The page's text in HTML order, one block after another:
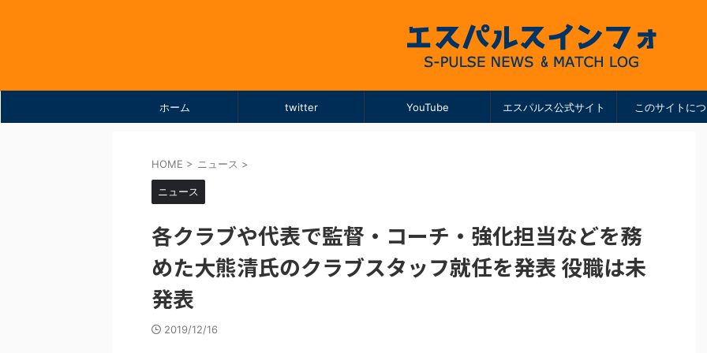
ホーム twitter YouTube エスパルス公式サイト このサイトに
HOME > ニュース >
ニュース
各クラブや代表で監督・コーチ・強化担当などを務
めた大熊清氏のクラブスタッフ就任を発表 役職は未
発表
2019/12/16